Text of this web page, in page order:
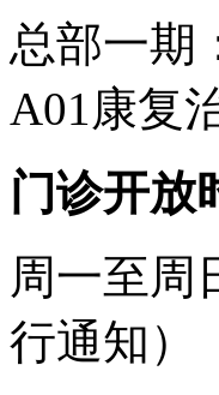
总部一期
A01康复
门诊开放
周一至周
行通知）